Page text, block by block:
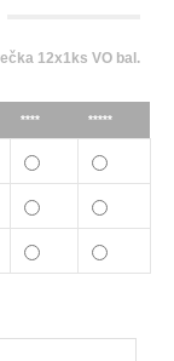
12x1ks VO bal.
**** *****